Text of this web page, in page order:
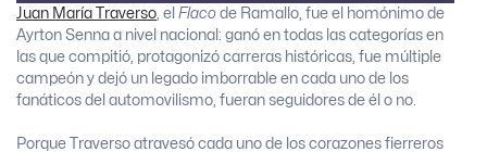
Juan María Traverso , el Flaco de Ramallo, fue el homónimo de
Ayrton Senna a nivel nacional: ganó en todas las categorías en
las que compitió, protagonizó carreras históricas, fue múltiple
campeón y dejó un legado imborrable en cada uno de los
fanáticos del automovilismo, fueran seguidores de él o no.
Porque Traverso atravesó cada uno de los corazones fierreros